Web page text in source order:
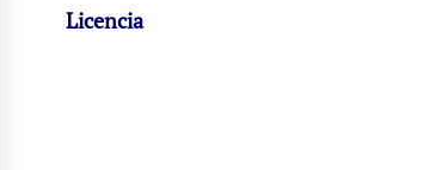
Licencia